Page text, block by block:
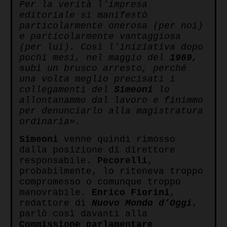
Per la verità l’impresa
editoriale si manifestò
particolarmente onerosa (per noi)
e particolarmente vantaggiosa
(per lui). Così l’iniziativa dopo
pochi mesi, nel maggio del 1969,
subì un brusco arresto, perché
una volta meglio precisati i
collegamenti del Simeoni lo
allontanammo dal lavoro e finimmo
per denunciarlo alla magistratura
ordinaria».
Simeoni venne quindi rimosso
dalla posizione di direttore
responsabile. Pecorelli ,
probabilmente, lo riteneva troppo
compromesso o comunque troppo
manovrabile. Enrico Fiorini ,
redattore di Nuovo Mondo d’Oggi ,
parlò così davanti alla
Commissione parlamentare